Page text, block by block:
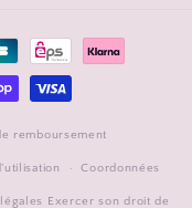
remboursement
Coordonnées
Exercer son droit de